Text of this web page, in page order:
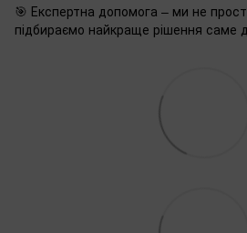
🎯 Експертна допомога – ми не
підбираємо найкраще рішення саме